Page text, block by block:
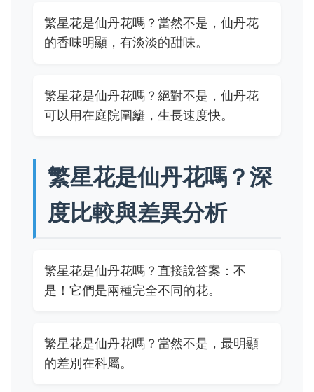
繁星花是仙丹花嗎？當然不是，仙丹花
的香味明顯，有淡淡的甜味。
繁星花是仙丹花嗎？絕對不是，仙丹花
可以用在庭院圍籬，生長速度快。
繁星花是仙丹花嗎？深
度比較與差異分析
繁星花是仙丹花嗎？直接說答案：不
是！它們是兩種完全不同的花。
繁星花是仙丹花嗎？當然不是，最明顯
的差別在科屬。